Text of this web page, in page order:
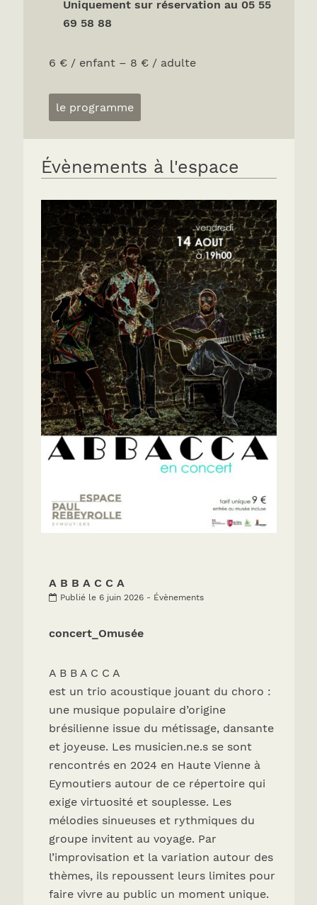
Uniquement sur réservation au 05 55
69 58 88
6 € / enfant – 8 € / adulte
le programme
Évènements à l'espace
A B B A C C A
Publié le 6 juin 2026 - Évènements
concert_Omusée
A B B A C C A
est un trio acoustique jouant du choro :
une musique populaire d’origine
brésilienne issue du métissage, dansante
et joyeuse. Les musicien.ne.s se sont
rencontrés en 2024 en Haute Vienne à
Eymoutiers autour de ce répertoire qui
exige virtuosité et souplesse. Les
mélodies sinueuses et rythmiques du
groupe invitent au voyage. Par
l’improvisation et la variation autour des
thèmes, ils repoussent leurs limites pour
faire vivre au public un moment unique.